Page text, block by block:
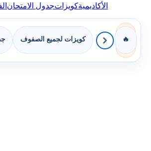
الأكاديميةكويزاتجدول الامتحان
🔥 كويزات لجميع الصفوف